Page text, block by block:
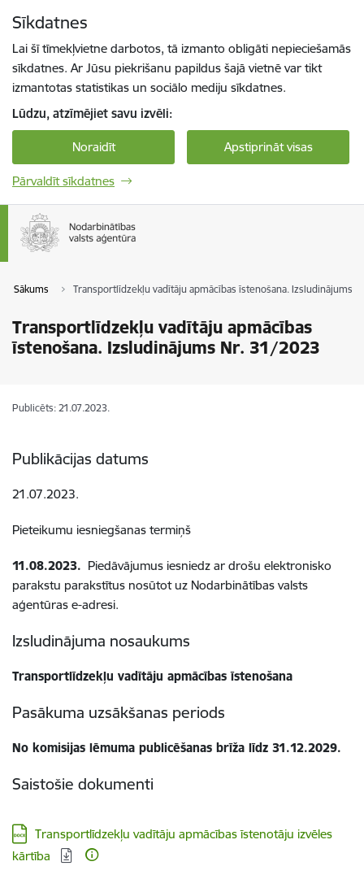
Sīkdatnes
Lai šī tīmekļvietne darbotos, tā izmanto obligāti nepieciešamās
sīkdatnes. Ar Jūsu piekrišanu papildus šajā vietnē var tikt
izmantotas statistikas un sociālo mediju sīkdatnes.
Lūdzu, atzīmējiet savu izvēli:
Noraidīt Apstiprināt visas
Pārvaldīt sīkdatnes
Sākums Transportlīdzekļu vadītāju apmācības īstenošana. Izsludinājums
Transportlīdzekļu vadītāju apmācības
īstenošana. Izsludinājums Nr. 31/2023
Publicēts: 21.07.2023.
Publikācijas datums
21.07.2023.
Pieteikumu iesniegšanas termiņš
11.08.2023. Piedāvājumus iesniedz ar drošu elektronisko
parakstu parakstītus nosūtot uz Nodarbinātības valsts
aģentūras e-adresi.
Izsludinājuma nosaukums
Transportlīdzekļu vadītāju apmācības īstenošana
Pasākuma uzsākšanas periods
No komisijas lēmuma publicēšanas brīža līdz 31.12.2029.
Saistošie dokumenti
Lejupielādēt:
Transportlīdzekļu vadītāju apmācības īstenotāju izvēles
kārtība